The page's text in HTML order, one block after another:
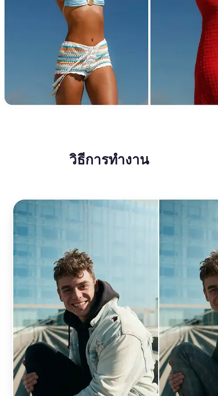
วิธีการทำงาน